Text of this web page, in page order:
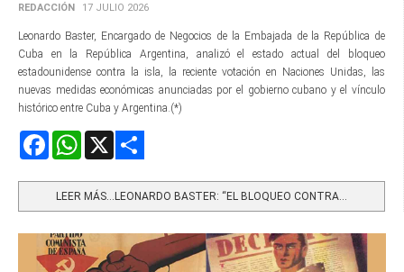
REDACCIÓN 17 JULIO 2026
Leonardo Baster, Encargado de Negocios de la Embajada de la República de
Cuba en la República Argentina, analizó el estado actual del bloqueo
estadounidense contra la isla, la reciente votación en Naciones Unidas, las
nuevas medidas económicas anunciadas por el gobierno cubano y el vínculo
histórico entre Cuba y Argentina.(*)
FacebookWhatsApp
LEER MÁS…LEONARDO BASTER: “EL BLOQUEO CONTRA...